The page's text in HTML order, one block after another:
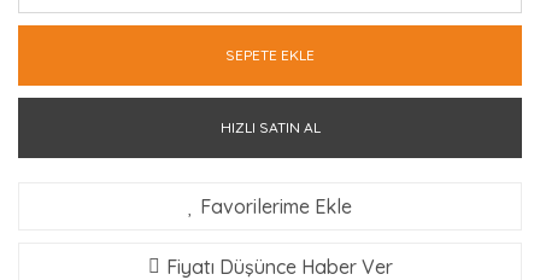
SEPETE EKLE
HIZLI SATIN AL
Favorilerime Ekle
Fiyatı Düşünce Haber Ver